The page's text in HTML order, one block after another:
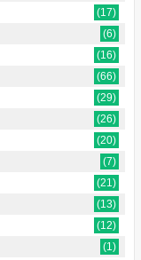
(17)
(6)
(16)
(66)
(29)
(26)
(20)
(7)
(21)
(13)
(12)
(1)